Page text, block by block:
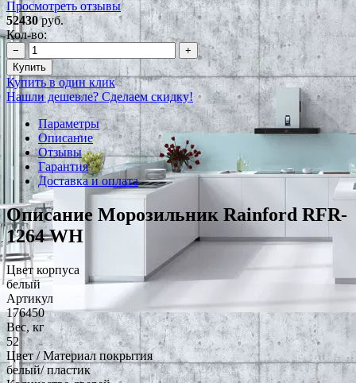
Просмотреть отзывы
52430руб.
Кол-во:
−
+
Купить
Купить в один клик
Нашли дешевле? Сделаем скидку!
Параметры
Описание
Отзывы
Гарантия
Доставка и оплата
Описание Морозильник Rainford RFR-
1264 WH
Цвет корпуса
белый
Артикул
176450
Вес, кг
52
Цвет / Материал покрытия
белый/ пластик